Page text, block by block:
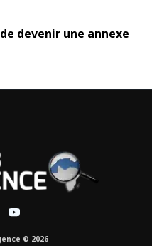
devenir une annexe
© 2026